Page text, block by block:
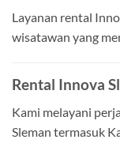
Layanan rental
wisatawan yang
Rental Innova
Kami melayani
Sleman termasuk